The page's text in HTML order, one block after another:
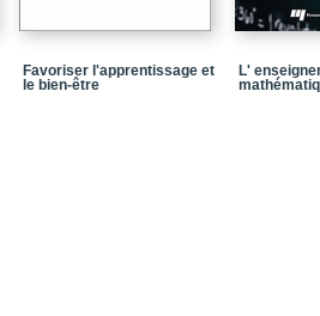
L’accompagnement
Former en explicitant
Favoriser l'apprentissage et
le bien-être
L'